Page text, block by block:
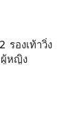
รองเท้าวิ่ง
ผู้หญิง